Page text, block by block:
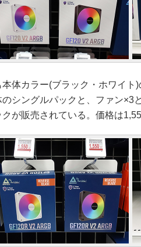
体カラー(ブラック・ホワイト
シングルパックと、ファン×3
クが販売されている。価格は